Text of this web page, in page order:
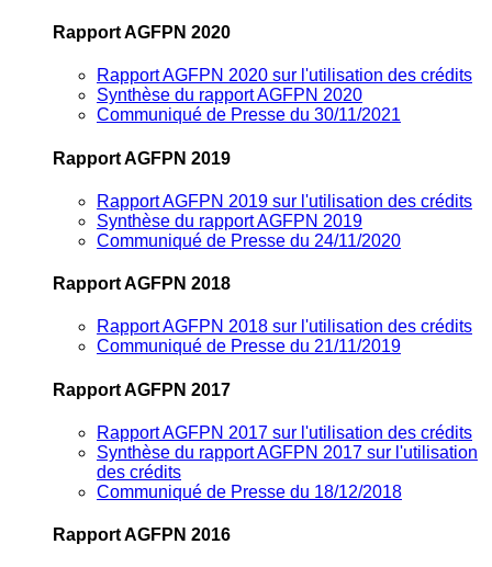
Rapport AGFPN 2020
Rapport AGFPN 2020 sur l'utilisation des crédits
Synthèse du rapport AGFPN 2020
Communiqué de Presse du 30/11/2021
Rapport AGFPN 2019
Rapport AGFPN 2019 sur l'utilisation des crédits
Synthèse du rapport AGFPN 2019
Communiqué de Presse du 24/11/2020
Rapport AGFPN 2018
Rapport AGFPN 2018 sur l'utilisation des crédits
Communiqué de Presse du 21/11/2019
Rapport AGFPN 2017
Rapport AGFPN 2017 sur l'utilisation des crédits
Synthèse du rapport AGFPN 2017 sur l'utilisation
des crédits
Communiqué de Presse du 18/12/2018
Rapport AGFPN 2016